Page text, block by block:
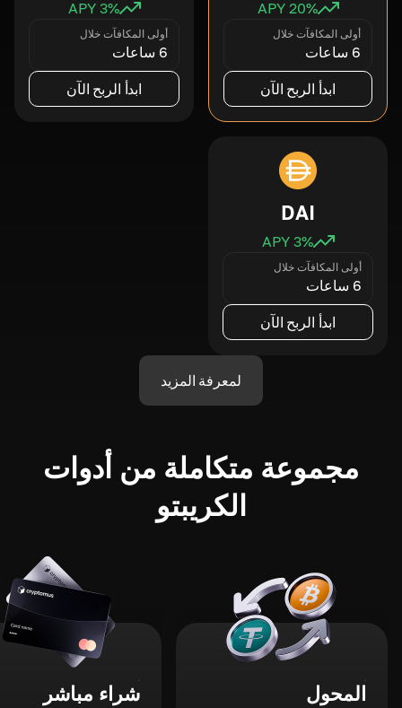
20% APY
أولى المكافآت خلال
6 ساعات
ابدأ الربح الآن
3% APY
أولى المكافآت خلال
6 ساعات
ابدأ الربح الآن
DAI
3% APY
أولى المكافآت خلال
6 ساعات
ابدأ الربح الآن
لمعرفة المزيد
مجموعة متكاملة من أدوات
الكريبتو
المحول شراء مباشر